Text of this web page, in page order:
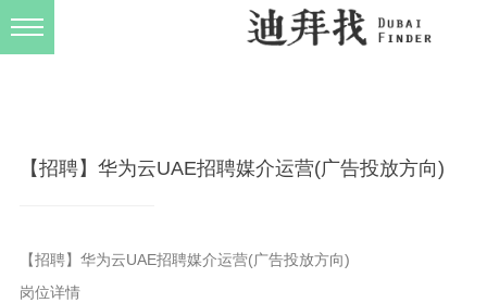
【招聘】华为云UAE招聘媒介运营(广告投放方向)
【招聘】华为云UAE招聘媒介运营(广告投放方向)
岗位详情